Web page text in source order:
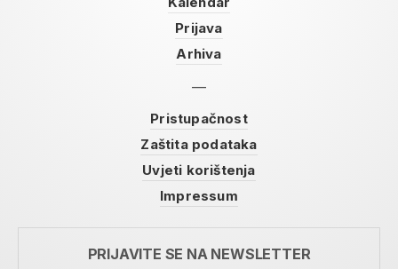
Prijava
Arhiva
Pristupačnost
Zaštita podataka
Uvjeti korištenja
Impressum
PRIJAVITE SE NA NEWSLETTER